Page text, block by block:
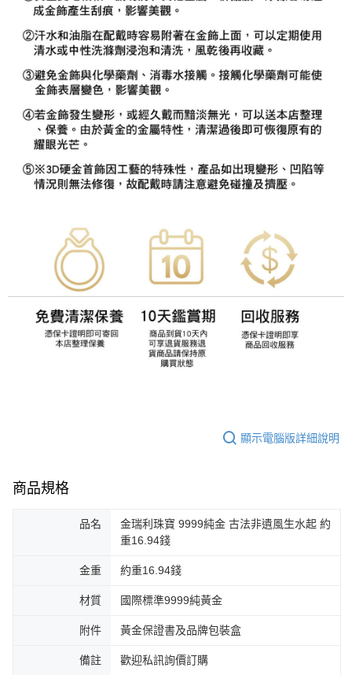
顯示電腦版詳細說明
商品規格
品名
金瑞利珠寶 9999純金 古法非遺風生水起 約
重16.94錢
金重 約重16.94錢
材質 國際標準9999純黃金
附件 黃金保證書及品牌包裝盒
備註 歡迎私訊詢價訂購